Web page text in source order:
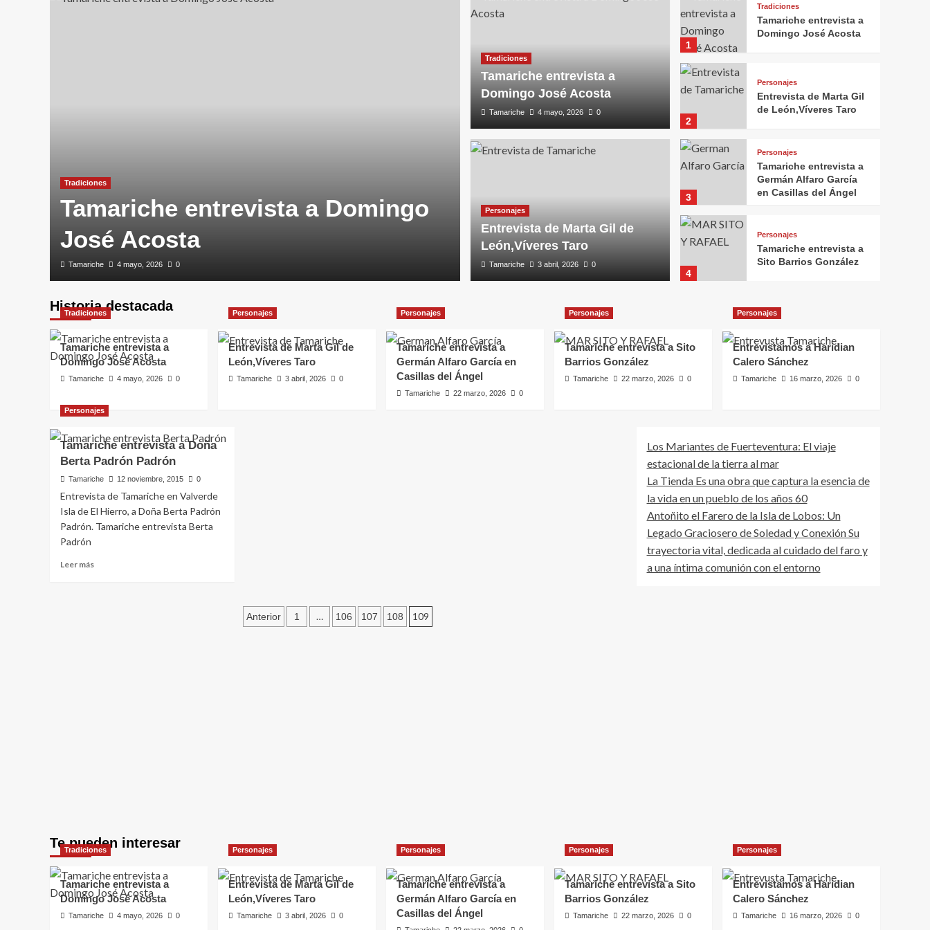
Tradiciones
Tamariche entrevista a Domingo
José Acosta
Tamariche 4 mayo, 2026 0
Personajes
Entrevista de Marta Gil de
León,Víveres Taro
Tamariche
Tradiciones
Tamariche entrevista a
Domingo José Acosta
Tamariche 4 mayo, 2026 0
Personajes
Entrevista de Marta Gil de
León,Víveres Taro
Tamariche 3 abril, 2026 0
1
Tradiciones
Tamariche entrevista a
Domingo José Acosta
2
Personajes
Entrevista de Marta Gil
de León,Víveres Taro
3
Personajes
Tamariche entrevista a
Germán Alfaro García
en Casillas del Ángel
4
Personajes
Tamariche entrevista a
Sito Barrios González
5
Entrevistamos a
Sánchez
Historia destacada
Tradiciones
Tamariche entrevista a
Domingo José Acosta
Tamariche 4 mayo, 2026 0
Personajes
Entrevista de Marta Gil de
León,Víveres Taro
Tamariche 3 abril, 2026 0
Personajes
Tamariche entrevista a
Germán Alfaro García en
Casillas del Ángel
Tamariche 22 marzo, 2026 0
Personajes
Tamariche entrevista a Sito
Barrios González
Tamariche 22 marzo, 2026 0
Personajes
Entrevistamos a Haridian
Calero Sánchez
Tamariche 16 marzo, 2026 0
Personajes
Tamariche entrevista a Doña
Berta Padrón Padrón
Tamariche 12 noviembre, 2015 0
Entrevista de Tamariche en Valverde
Isla de El Hierro, a Doña Berta Padrón
Padrón. Tamariche entrevista Berta
Padrón
Leer más
Paginación
Anterior 1 … 106 107 108 109
Los Mariantes de Fuerteventura: El viaje
estacional de la tierra al mar
La Tienda Es una obra que captura la esencia de
la vida en un pueblo de los años 60
Antoñito el Farero de la Isla de Lobos: Un
Legado Graciosero de Soledad y Conexión Su
trayectoria vital, dedicada al cuidado del faro y
a una íntima comunión con el entorno
Te pueden interesar
Tradiciones
Tamariche entrevista a
Domingo José Acosta
Tamariche 4 mayo, 2026 0
Personajes
Entrevista de Marta Gil de
León,Víveres Taro
Tamariche 3 abril, 2026 0
Personajes
Tamariche entrevista a
Germán Alfaro García en
Casillas del Ángel
Personajes
Tamariche entrevista a Sito
Barrios González
Tamariche 22 marzo, 2026 0
Personajes
Entrevistamos a Haridian
Calero Sánchez
Tamariche 16 marzo, 2026 0